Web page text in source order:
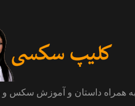
همراه داستان و آموزش سکس و